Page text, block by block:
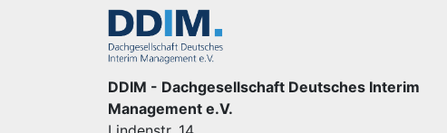
DDIM - Dachgesellschaft Deutsches Interim
Management e.V.